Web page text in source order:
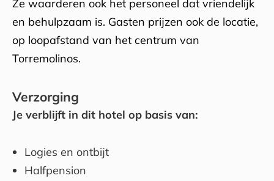
Ze waarderen ook het personeel dat vriendelijk
en behulpzaam is. Gasten prijzen ook de locatie,
op loopafstand van het centrum van
Torremolinos.
Verzorging
Je verblijft in dit hotel op basis van:
Logies en ontbijt
Halfpension